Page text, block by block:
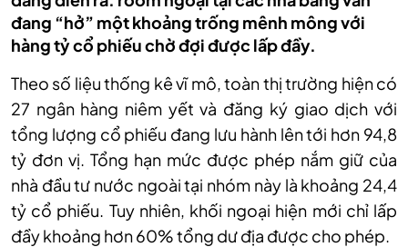
đang “hở” một khoảng trống mênh mông với
hàng tỷ cổ phiếu chờ đợi được lấp đầy.
Theo số liệu thống kê vĩ mô, toàn thị trường hiện có
27 ngân hàng niêm yết và đăng ký giao dịch với
tổng lượng cổ phiếu đang lưu hành lên tới hơn 94,8
tỷ đơn vị. Tổng hạn mức được phép nắm giữ của
nhà đầu tư nước ngoài tại nhóm này là khoảng 24,4
tỷ cổ phiếu. Tuy nhiên, khối ngoại hiện mới chỉ lấp
đầy khoảng hơn 60% tổng dư địa được cho phép.